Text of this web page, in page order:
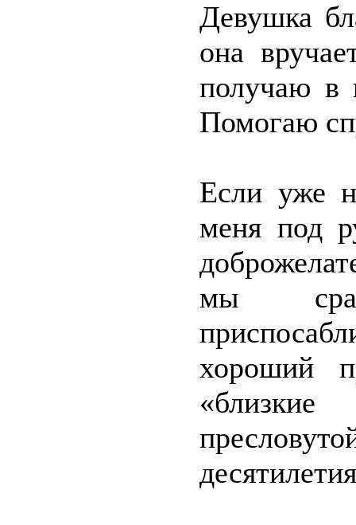
Девушка
она
получаю в
Помогаю
Если уже
меня под
мы
хороший